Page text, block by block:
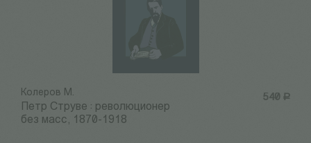
540 Р
Колеров М.
Петр Струве : революционер
без масс, 1870-1918